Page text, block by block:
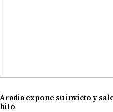
Aradia expone su invicto y
hilo